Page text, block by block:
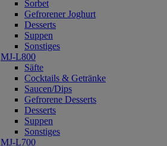
Sorbet
Gefrorener Joghurt
Desserts
Suppen
Sonstiges
MJ-L800
Säfte
Cocktails & Getränke
Saucen/Dips
Gefrorene Desserts
Desserts
Suppen
Sonstiges
MJ-L700